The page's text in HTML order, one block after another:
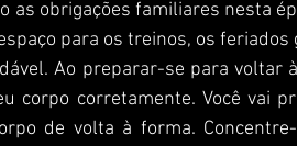
para os treinos, os
Ao preparar-se para voltar
corpo corretamente. Você vai
de volta à forma.